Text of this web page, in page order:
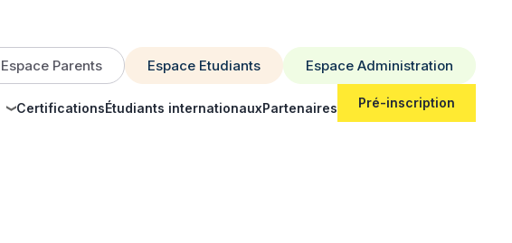
Espace Parents Espace Etudiants Espace Administration
CertificationsÉtudiants internationauxPartenaires Pré-inscription